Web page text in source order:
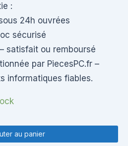
:
24h ouvrées
sécurisé
satisfait ou remboursé
par PiecesPC.fr –
informatiques fiables.
au panier